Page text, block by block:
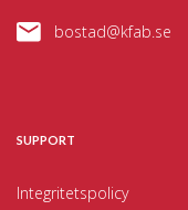
bostad@kfab.se
SUPPORT
Integritetspolicy